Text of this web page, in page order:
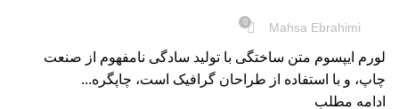
Mahsa Ebrahimi
0
لورم ایپسوم متن ساختگی با تولید سادگی نامفهوم از صنعت
چاپ، و با استفاده از طراحان گرافیک است، چاپگره...
ادامه مطلب